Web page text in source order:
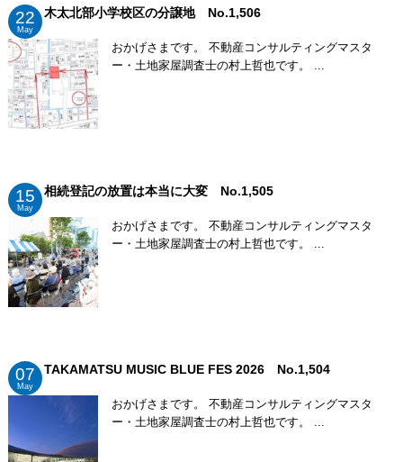
22
May
木太北部小学校区の分譲地 No.1,506
おかげさまです。 不動産コンサルティングマスタ
ー・土地家屋調査士の村上哲也です。 ...
15
May
相続登記の放置は本当に大変 No.1,505
おかげさまです。 不動産コンサルティングマスタ
ー・土地家屋調査士の村上哲也です。 ...
07
May
TAKAMATSU MUSIC BLUE FES 2026 No.1,504
おかげさまです。 不動産コンサルティングマスタ
ー・土地家屋調査士の村上哲也です。 ...